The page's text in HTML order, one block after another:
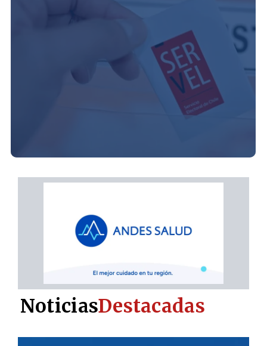
NoticiasDestacadas